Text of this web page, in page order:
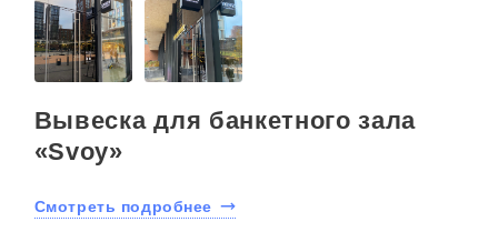
Вывеска для банкетного зала
«Svoy»
Смотреть подробнее